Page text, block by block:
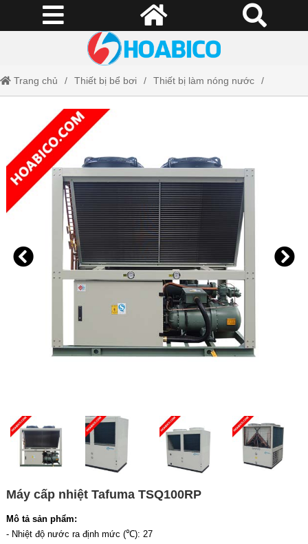
Trang chủ Thiết bị bể bơi Thiết bị làm nóng nước
Máy cấp nhiệt Tafuma TSQ100RP
Máy cấp nhiệt Tafuma TSQ100RP
Mô tả sản phẩm:
- Nhiệt độ nước ra định mức (℃): 27